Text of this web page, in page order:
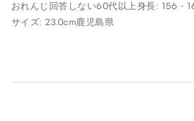
おれんじ 回答しない60代以上身長: 156 -
サイズ: 23.0cm鹿児島県